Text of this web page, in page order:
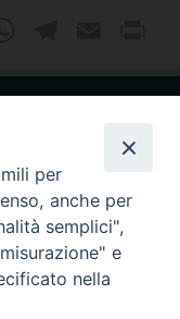
I
per
anche per
semplici",
e
nella